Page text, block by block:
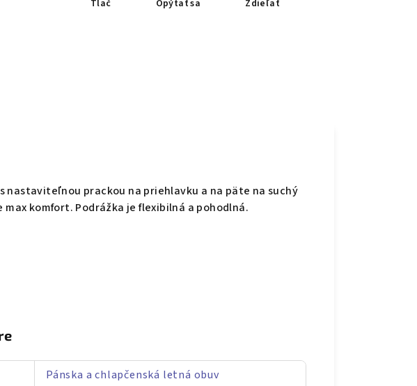
Tlač Opýtať sa Zdieľať
nastaviteľnou prackou na priehlavku a na päte na suchý
max komfort. Podrážka je flexibilná a pohodlná.
Pánska a chlapčenská letná obuv